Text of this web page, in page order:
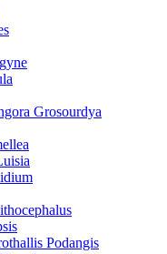
Grosourdya
Podangis